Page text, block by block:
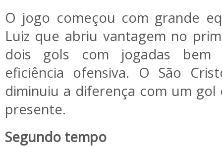
O jogo começou com grande
Luiz que abriu vantagem no
dois gols com jogadas bem
eficiência ofensiva. O São
diminuiu a diferença com um
presente.
Segundo tempo